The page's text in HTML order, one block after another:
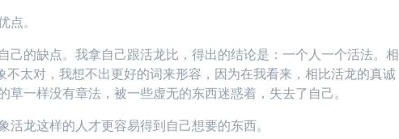
。
己的缺点。我拿自己跟活龙比，得出的结论是：一个人一个活法。相
不太对，我想不出更好的词来形容，因为在我看来，相比活龙的真诚
一样没有章法，被一些虚无的东西迷惑着，失去了自己。
龙这样的人才更容易得到自己想要的东西。